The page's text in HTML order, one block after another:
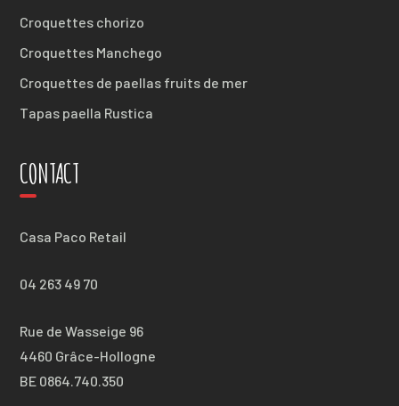
Croquettes chorizo
Croquettes Manchego
Croquettes de paellas fruits de mer
Tapas paella Rustica
CONTACT
Casa Paco Retail
04 263 49 70
Rue de Wasseige 96
4460 Grâce-Hollogne
BE 0864.740.350